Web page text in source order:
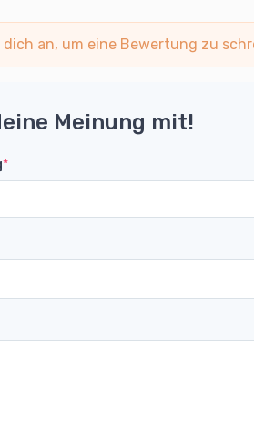
an, um eine Bewertung zu
Meinung mit!
*